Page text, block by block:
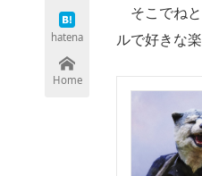
hatena
Home
そこでねと
ルで好きな